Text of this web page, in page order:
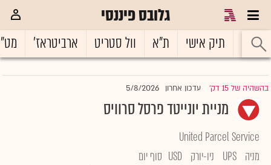
גלובס פיננסי
ראשי תיק אישי ת"א וול סטריט ארביטראז'
בהשהיה של 15 דק' |עדכון אחרון 5/8/2026
מניית יונייטד פרסל סרוויס
United Parcel Service
מניה UPS ניו-יורק USD סוף יום